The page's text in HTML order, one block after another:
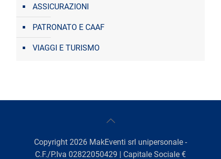
ASSICURAZIONI
PATRONATO E CAAF
VIAGGI E TURISMO
Copyright 2026 MakEventi srl unipersonale -
C.F./P.Iva 02822050429 | Capitale Sociale €